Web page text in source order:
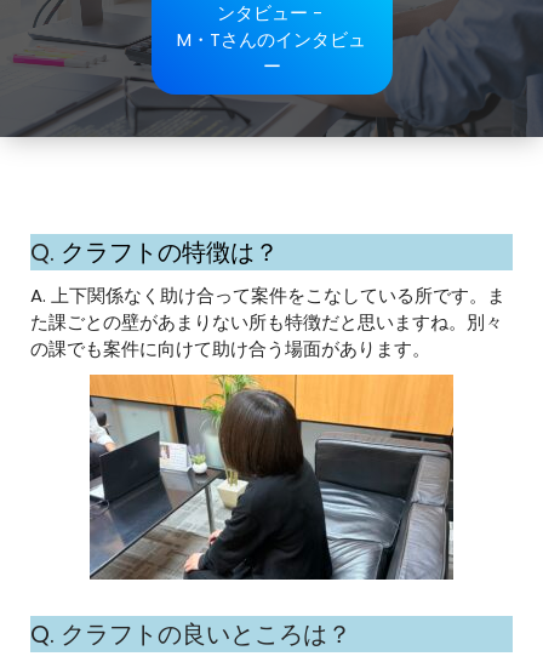
ンタビュー -
M・Tさんのインタビュ
ー
Q. クラフトの特徴は？
A. 上下関係なく助け合って案件をこなしている所です。ま
た課ごとの壁があまりない所も特徴だと思いますね。別々
の課でも案件に向けて助け合う場面があります。
Q. クラフトの良いところは？